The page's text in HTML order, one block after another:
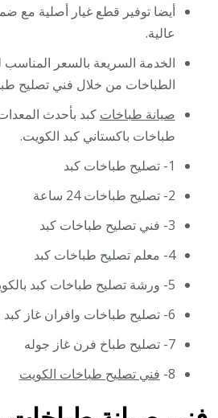
أيضا توفير قطع غيار أصلية مع
عالية.
الخدمة السريعة بالسعر المناسب
الطباخات من خلال فني تصليح
صيانة طباخات كبد بأحدث
طباخات باكستاني كبد الكويت.
1- تصليح طباخات كبد
2- تصليح طباخات 24 ساعة
3- فني تصليح طباخات كبد
4- معلم تصليح طباخات كبد
5- ورشة تصليح طباخات كبد بالكويت
6- تصليح طباخات وافران غاز كبد
7- تصليح طباخ فرن غاز جوله
8- فني تصليح طباخات الكويت